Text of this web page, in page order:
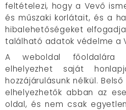
feltételezi, hogy a Vevő
és műszaki korlátait, és a
hibalehetőségeket
található adatok védelme a
A weboldal főoldalára
elhelyezhet saját
hozzájárulásunk nélkül.
elhelyezhetők abban az
oldal, és nem csak